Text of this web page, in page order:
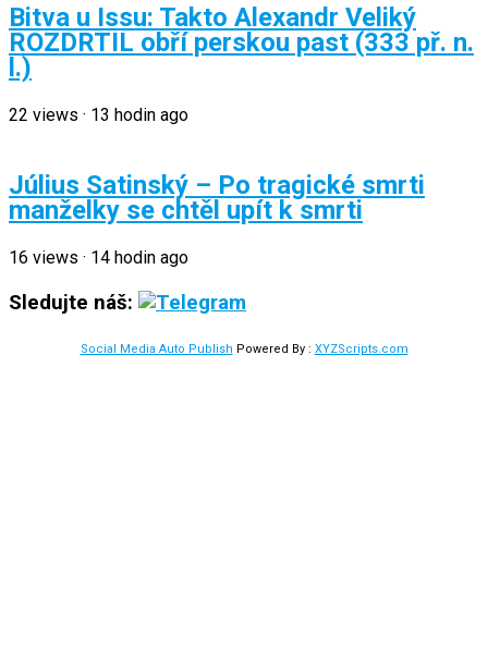
Bitva u Issu: Takto Alexandr Veliký
ROZDRTIL obří perskou past (333 př. n.
l.)
22 views · 13 hodin ago
Július Satinský – Po tragické smrti
manželky se chtěl upít k smrti
16 views · 14 hodin ago
Sledujte náš:
Social Media Auto Publish Powered By : XYZScripts.com